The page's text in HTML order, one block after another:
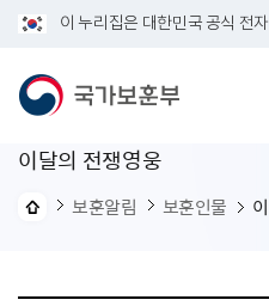
이 누리집은 대한민국 공식 전
이달의 전쟁영웅
보훈알림 보훈인물